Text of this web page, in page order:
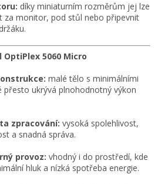
díky miniaturním rozměrům jej lze
za monitor, pod stůl nebo připevnit
OptiPlex 5060 Micro
malé tělo s minimálními
přesto ukrývá plnohodnotný výkon
zpracování: vysoká spolehlivost,
a snadná správa.
provoz: vhodný i do prostředí, kde
hluk a nízká spotřeba energie.